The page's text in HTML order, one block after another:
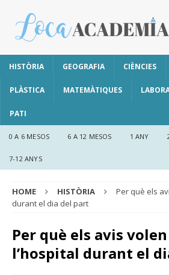
HISTÒRIA GEOGRAFIA CIÈNCIES
PLÀSTICA MATEMÀTIQUES
PATI
0 A 6 MESOS 6 A 12 MESOS 1 ANY
7-12 ANYS
HOME HISTÒRIA
Per què els
durant el dia del part
Per què els avis
l’hospital durant el